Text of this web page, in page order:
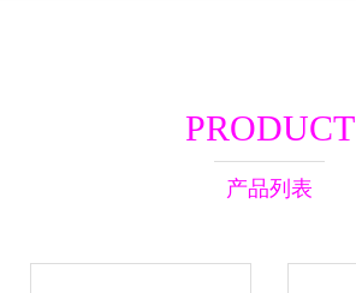
PRODUCT
产品列表